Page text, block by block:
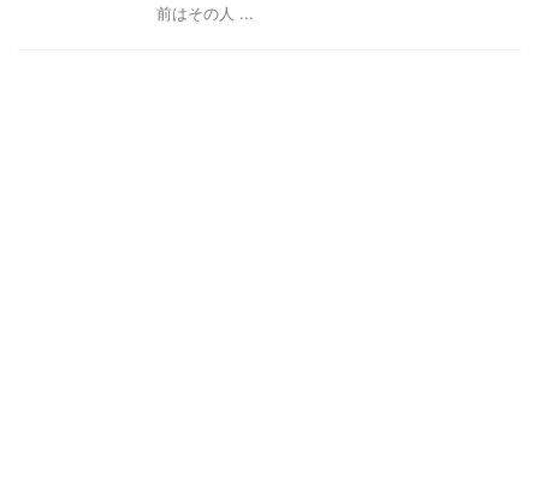
前はその人 ...